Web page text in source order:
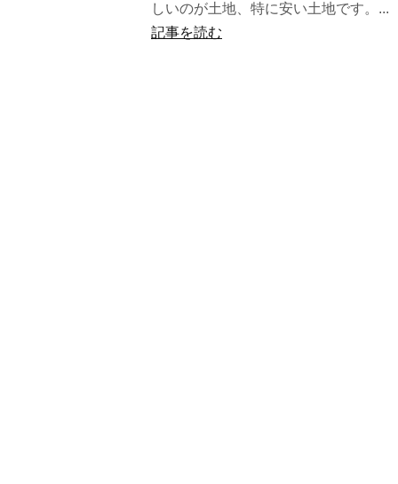
しいのが土地、特に安い土地です。...
記事を読む